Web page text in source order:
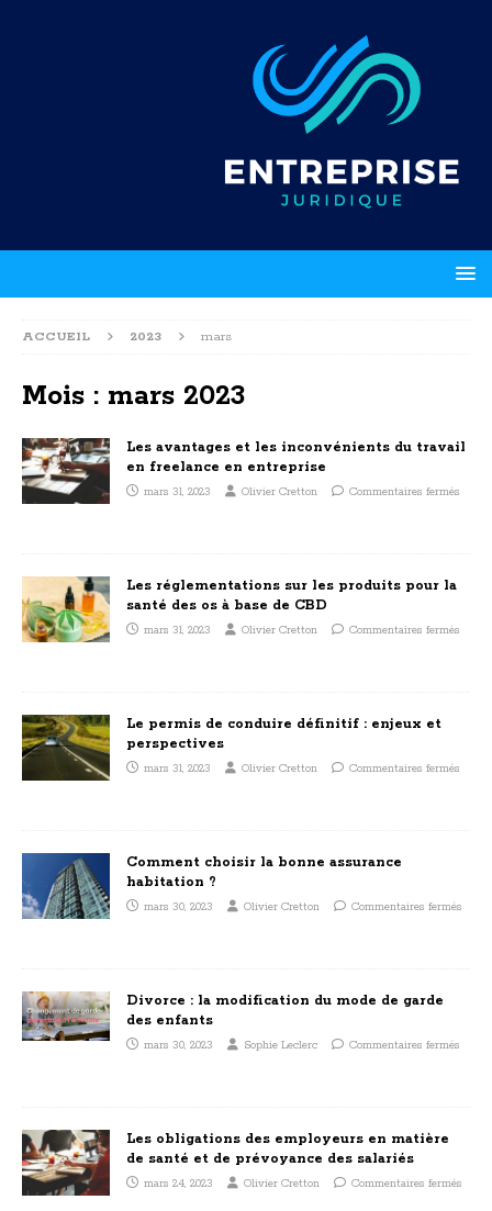
ACCUEIL 2023 mars
Mois : mars 2023
Les avantages et les inconvénients du travail
en freelance en entreprise
mars 31, 2023 Olivier Cretton Commentaires fermés
Les réglementations sur les produits pour la
santé des os à base de CBD
mars 31, 2023 Olivier Cretton Commentaires fermés
Le permis de conduire définitif : enjeux et
perspectives
mars 31, 2023 Olivier Cretton Commentaires fermés
Comment choisir la bonne assurance
habitation ?
mars 30, 2023 Olivier Cretton Commentaires fermés
Divorce : la modification du mode de garde
des enfants
mars 30, 2023 Sophie Leclerc Commentaires fermés
Les obligations des employeurs en matière
de santé et de prévoyance des salariés
mars 24, 2023 Olivier Cretton Commentaires fermés